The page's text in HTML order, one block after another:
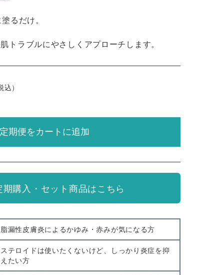
るだけ。
トラブルにやさしくアプローチします。
込）
期便をカートに追加
期購入・セット商品はこちら
脂漏性皮膚炎によるかゆみ・赤みが気になる方
ステロイドは使いたくないけど、しっかり炎症を抑
えたい方